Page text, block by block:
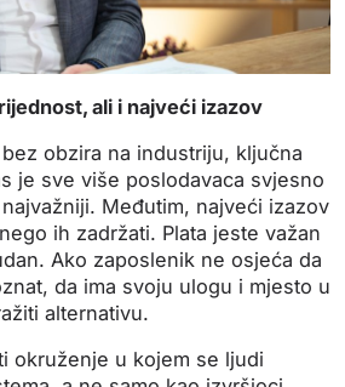
ali i najveći izazov
obzira na industriju, ključna
je sve više poslodavaca svjesno
Međutim, najveći izazov
ih zadržati. Plata jeste važan
Ako zaposlenik ne osjeća da
da ima svoju ulogu i mjesto u
alternativu.
okruženje u kojem se ljudi